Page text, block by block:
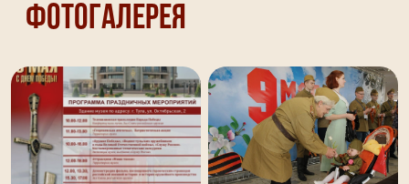
Фотогалерея